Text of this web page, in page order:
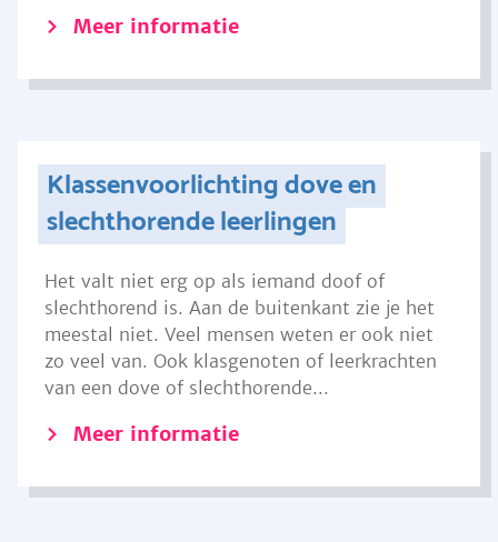
Meer informatie
Klassenvoorlichting dove en
slechthorende leerlingen
Het valt niet erg op als iemand doof of
slechthorend is. Aan de buitenkant zie je het
meestal niet. Veel mensen weten er ook niet
zo veel van. Ook klasgenoten of leerkrachten
van een dove of slechthorende...
Meer informatie